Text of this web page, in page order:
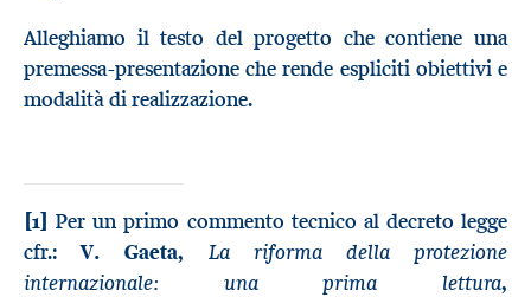
Alleghiamo il testo del progetto che contiene una
premessa-presentazione che rende espliciti obiettivi e
modalità di realizzazione.
[1] Per un primo commento tecnico al decreto legge
cfr.:V. Gaeta, La riforma della protezione
internazionale: una prima lettura,